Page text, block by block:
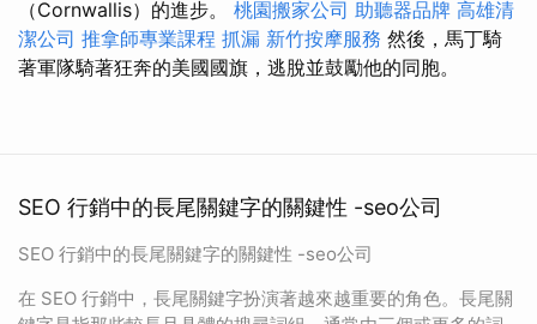
（Cornwallis）的進步。 桃園搬家公司 助聽器品牌 高雄清
潔公司 推拿師專業課程 抓漏 新竹按摩服務 然後，馬丁騎
著軍隊騎著狂奔的美國國旗，逃脫並鼓勵他的同胞。
SEO 行銷中的長尾關鍵字的關鍵性 -seo公司
SEO 行銷中的長尾關鍵字的關鍵性 -seo公司
在 SEO 行銷中，長尾關鍵字扮演著越來越重要的角色。長尾關